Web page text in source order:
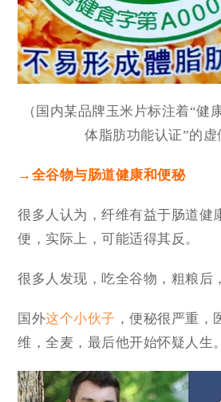
（国内某品牌玉米片标注着“健
体脂肪功能认证”的虚
→全谷物与肠道健康和便秘
很多人认为，纤维有益于肠道健
便，实际上，可能适得其反。
很多人发现，吃全谷物，粗粮后
国外这个小伙子 ，便秘很严重，
维，全麦，最后他开始怀疑人生。